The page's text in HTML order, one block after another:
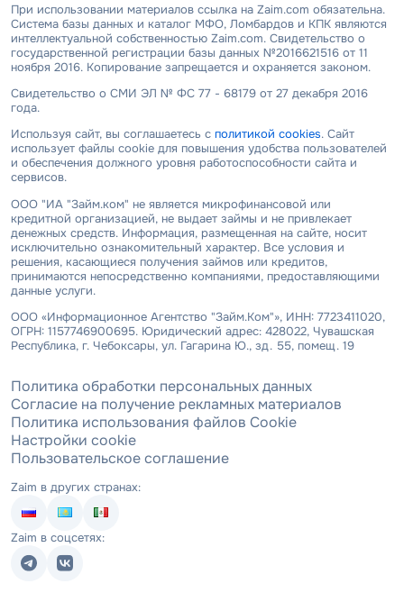
При использовании материалов ссылка на Zaim.com обязательна.
Система базы данных и каталог МФО, Ломбардов и КПК являются
интеллектуальной собственностью Zaim.com. Свидетельство о
государственной регистрации базы данных №2016621516 от 11
ноября 2016. Копирование запрещается и охраняется законом.
Свидетельство о СМИ ЭЛ № ФС 77 - 68179 от 27 декабря 2016
года.
Используя сайт, вы соглашаетесь с политикой cookies. Сайт
использует файлы cookie для повышения удобства пользователей
и обеспечения должного уровня работоспособности сайта и
сервисов.
ООО "ИА "Займ.ком" не является микрофинансовой или
кредитной организацией, не выдает займы и не привлекает
денежных средств. Информация, размещенная на сайте, носит
исключительно ознакомительный характер. Все условия и
решения, касающиеся получения займов или кредитов,
принимаются непосредственно компаниями, предоставляющими
данные услуги.
ООО «Информационное Агентство "Займ.Ком"», ИНН: 7723411020,
ОГРН: 1157746900695. Юридический адрес: 428022, Чувашская
Республика, г. Чебоксары, ул. Гагарина Ю., зд. 55, помещ. 19
Политика обработки персональных данных
Согласие на получение рекламных материалов
Политика использования файлов Cookie
Настройки cookie
Пользовательское соглашение
Zaim в других странах:
Zaim в соцсетях: